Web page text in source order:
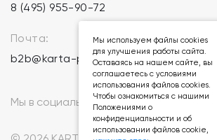
8 (495) 955-90-72
Почта:
b2b@karta-podarkov.ru
Мы в социальных сетях:
Мы используем файлы cookies
для улучшения работы сайта.
Оставаясь на нашем сайте, вы
соглашаетесь с условиями
использования файлов cookies.
Чтобы ознакомиться с нашими
Положениями о
конфиденциальности и об
использовании файлов cookie,